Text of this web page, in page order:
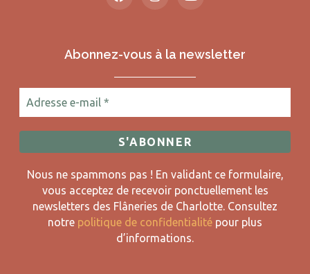
Abonnez-vous à la newsletter
Nous ne spammons pas ! En validant ce formulaire,
vous acceptez de recevoir ponctuellement les
newsletters des Flâneries de Charlotte. Consultez
notre politique de confidentialité pour plus
d’informations.